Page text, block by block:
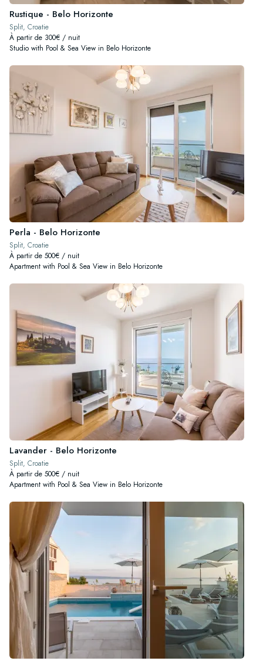
Rustique - Belo Horizonte
Split, Croatie
À partir de 300€ / nuit
Studio with Pool & Sea View in Belo Horizonte
Perla - Belo Horizonte
Split, Croatie
À partir de 500€ / nuit
Apartment with Pool & Sea View in Belo Horizonte
Lavander - Belo Horizonte
Split, Croatie
À partir de 500€ / nuit
Apartment with Pool & Sea View in Belo Horizonte